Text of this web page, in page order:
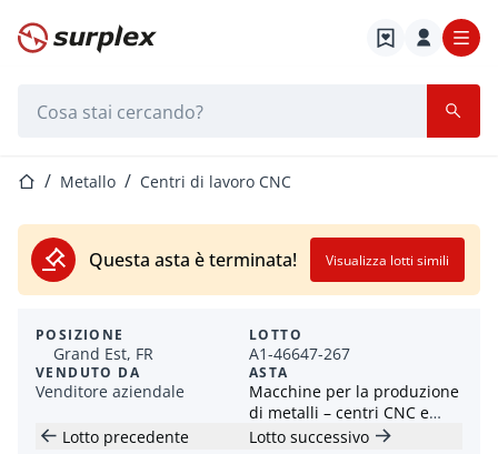
Home
Home Metallo Centri di lavoro CNC
Questa asta è terminata! Visualizza lotti simili
POSIZIONE
Grand Est, FR
VENDUTO DA
Venditore aziendale
LOTTO
A1-46647-267
ASTA
Macchine per la produzione
di metalli – centri CNC e
attrezzature industriali in
Lotto precedente Lotto successivo